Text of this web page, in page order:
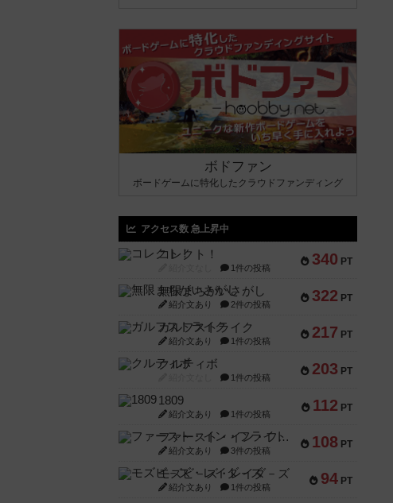
ボドファン
ボードゲームに特化したクラウドファンディング
アクセス数 急上昇中
340 PT
コレクト！
1件の投稿
322 PT
無限まちがいさがし
紹介文あり 2件の投稿
217 PT
ガルフストライク
紹介文あり 1件の投稿
203 PT
クルティボ
1件の投稿
112 PT
1809
紹介文あり 1件の投稿
108 PT
ファースト・イン・フライト
紹介文あり 3件の投稿
94 PT
モズビ－ズ・レイダ－ズ
紹介文あり 1件の投稿